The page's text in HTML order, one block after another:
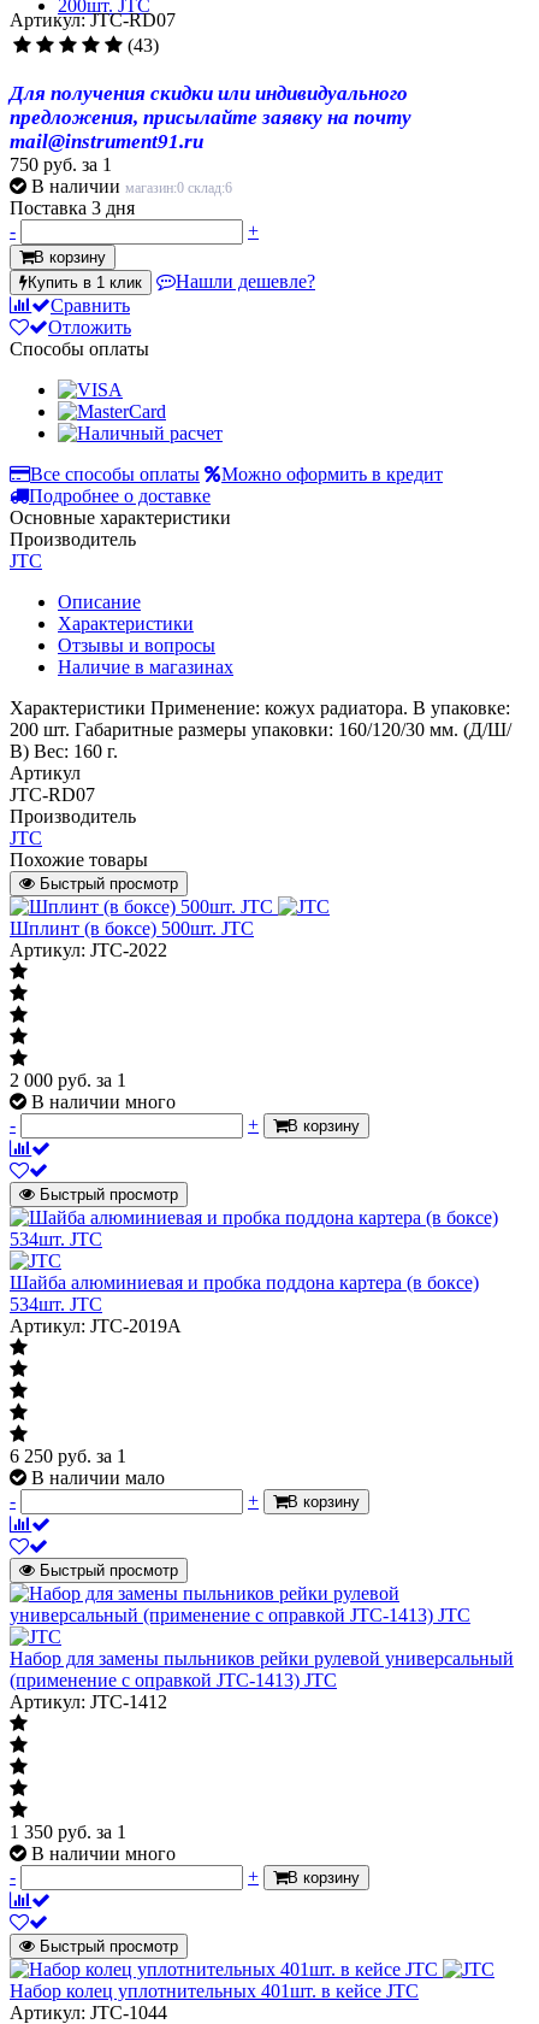
Артикул: JTC-RD07
(43)
Для получения скидки или индивидуального
предложения, присылайте заявку на почту
mail@instrument91.ru
750 руб. за 1
В наличии магазин:0 склад:6
Поставка 3 дня
-
+
В корзину
Купить в 1 клик
Нашли дешевле?
Сравнить
Отложить
Способы оплаты
Все способы оплаты
Можно оформить в кредит
Подробнее о доставке
Основные характеристики
Производитель
JTC
Описание
Характеристики
Отзывы и вопросы
Наличие в магазинах
Характеристики Применение: кожух радиатора. В упаковке:
200 шт. Габаритные размеры упаковки: 160/120/30 мм. (Д/Ш/
В) Вес: 160 г.
Артикул
JTC-RD07
Производитель
JTC
Похожие товары
Быстрый просмотр
Шплинт (в боксе) 500шт. JTC
Артикул: JTC-2022
2 000 руб. за 1
В наличии много
-
+ В корзину
Быстрый просмотр
Шайба алюминиевая и пробка поддона картера (в боксе)
534шт. JTC
Артикул: JTC-2019A
6 250 руб. за 1
В наличии мало
-
+ В корзину
Быстрый просмотр
Набор для замены пыльников рейки рулевой универсальный
(применение с оправкой JTC-1413) JTC
Артикул: JTC-1412
1 350 руб. за 1
В наличии много
-
+ В корзину
Быстрый просмотр
Набор колец уплотнительных 401шт. в кейсе JTC
Артикул: JTC-1044